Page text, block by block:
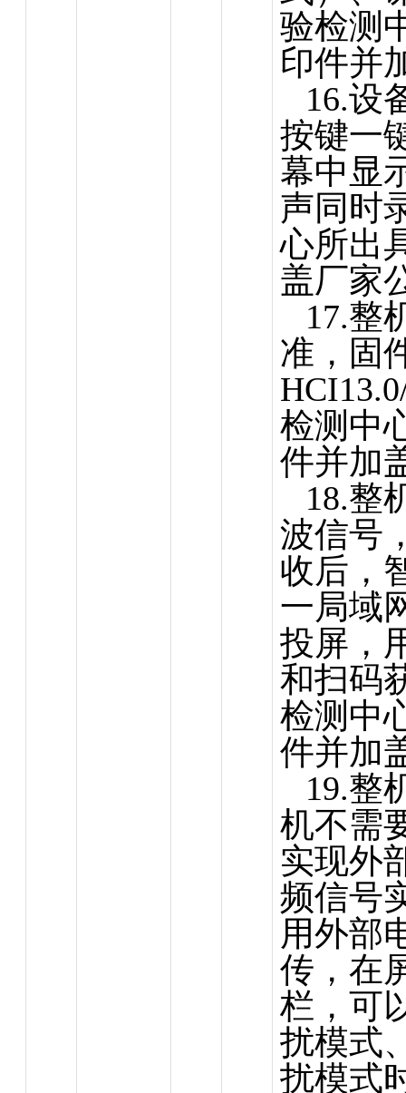
验检测
印件并
16.设
按键一
幕中显
声同时
心所出
盖厂家
17.整
准，固
检测中
件并加
18.整
波信号
收后，
一局域
投屏，
和扫码
检测中
件并加
19.整
机不需
实现外
频信号
用外部
传，在
栏，可
扰模式
扰模式